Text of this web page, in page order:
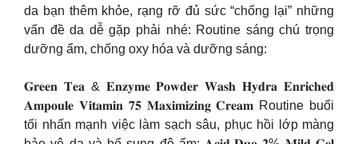
da bạn thêm khỏe, rạng rỡ đủ sức “chống lại” những
vấn đề da dễ gặp phải nhé: Routine sáng chú trọng
dưỡng ẩm, chống oxy hóa và dưỡng sáng:
𝐆𝐫𝐞𝐞𝐧 𝐓𝐞𝐚 & 𝐄𝐧𝐳𝐲𝐦𝐞 𝐏𝐨𝐰𝐝𝐞𝐫 𝐖𝐚𝐬𝐡 𝐇𝐲𝐝𝐫𝐚 𝐄𝐧𝐫𝐢𝐜𝐡𝐞𝐝
𝐀𝐦𝐩𝐨𝐮𝐥𝐞 𝐕𝐢𝐭𝐚𝐦𝐢𝐧 𝟕𝟓 𝐌𝐚𝐱𝐢𝐦𝐢𝐳𝐢𝐧𝐠 𝐂𝐫𝐞𝐚𝐦 Routine buổi
tối nhấn mạnh việc làm sạch sâu, phục hồi lớp màng